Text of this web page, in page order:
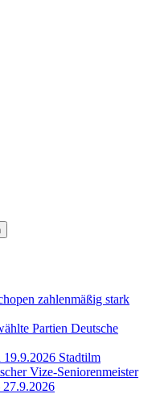
zahlenmäßig stark
Partien Deutsche
19.9.2026 Stadtilm
Vize-Seniorenmeister
27.9.2026